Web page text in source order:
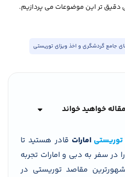
دقیق تر این موضوعات می پردازیم.
جامع گردشگری و اخذ ویزای توریستی
خواهید خواند
توریستی امارات قادر هستید تا
سفر به دبی و امارات تجربه
مقاصد توریستی در